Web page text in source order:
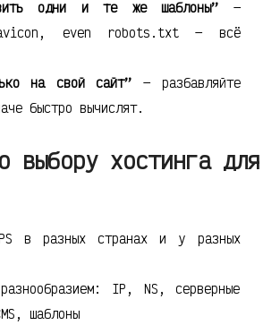
одни и те же шаблоны” —
even robots.txt — всё
на свой сайт” — разбавляйте
быстро вычислят.
выбору хостинга для
в разных странах и у разных
IP, NS, серверные
шаблоны